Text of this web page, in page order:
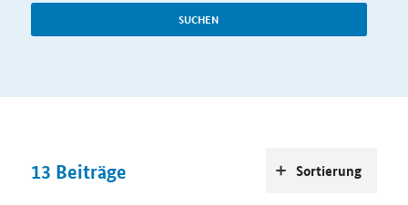
SUCHEN
13 Beiträge Sortierung